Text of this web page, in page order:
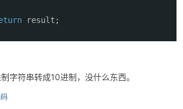
result;
字符串转成10进制，没什么东西。